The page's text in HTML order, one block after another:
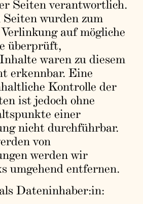
Seiten verantwortlich.
wurden zum
auf mögliche
überprüft,
waren zu diesem
erkennbar. Eine
Kontrolle der
ist jedoch ohne
einer
nicht durchführbar.
von
werden wir
umgehend entfernen.
Dateninhaber:in: